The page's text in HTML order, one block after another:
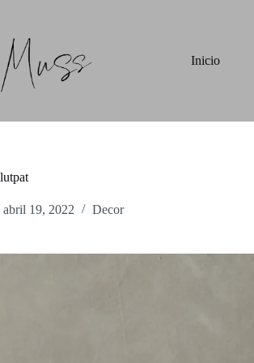
Inicio
abril 19, 2022 Decor